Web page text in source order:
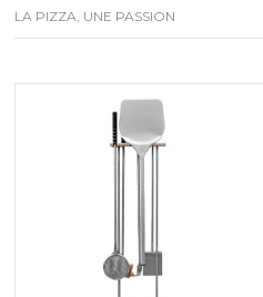
LA PIZZA, UNE PASSION